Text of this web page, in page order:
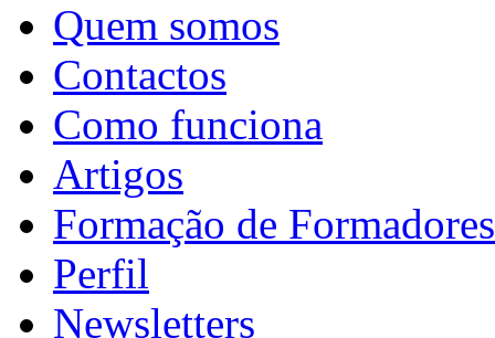
Quem somos
Contactos
Como funciona
Artigos
Formação de Formadores
Perfil
Newsletters